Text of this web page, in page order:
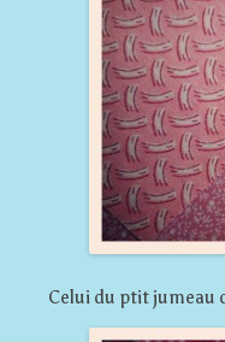
Celui du ptit jumeau